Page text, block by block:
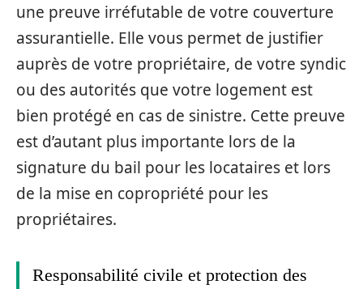
une preuve irréfutable de votre couverture
assurantielle. Elle vous permet de justifier
auprès de votre propriétaire, de votre syndic
ou des autorités que votre logement est
bien protégé en cas de sinistre. Cette preuve
est d’autant plus importante lors de la
signature du bail pour les locataires et lors
de la mise en copropriété pour les
propriétaires.
Responsabilité civile et protection des